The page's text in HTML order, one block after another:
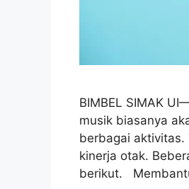
BIMBEL SIMAK
musik biasanya
berbagai aktivitas.
kinerja otak.
berikut.